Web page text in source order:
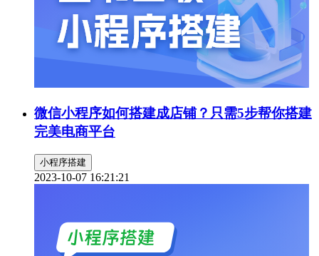
微信小程序如何搭建成店铺？只需5步帮你搭建
完美电商平台
小程序搭建
2023-10-07 16:21:21